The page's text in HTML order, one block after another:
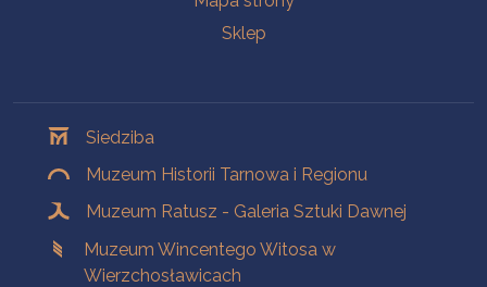
Sklep
Siedziba
Muzeum Historii Tarnowa i Regionu
Muzeum Ratusz - Galeria Sztuki Dawnej
Muzeum Wincentego Witosa w
Wierzchosławicach